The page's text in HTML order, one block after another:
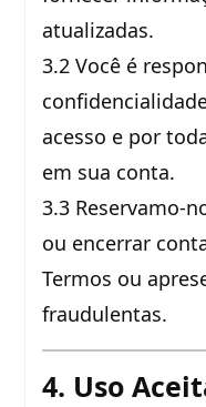
atualizadas.
3.2 Você é
acesso e por
em sua conta.
3.3 Reservamo-
ou encerrar
Termos ou
fraudulentas.
4. Uso